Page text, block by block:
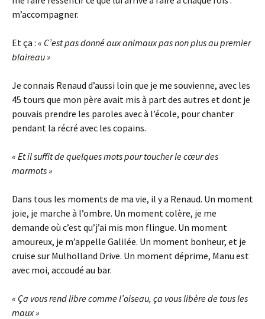
m’accompagner.
Et ça : « C’est pas donné aux animaux pas non plus au premier
blaireau »
Je connais Renaud d’aussi loin que je me souvienne, avec les
45 tours que mon père avait mis à part des autres et dont je
pouvais prendre les paroles avec à l’école, pour chanter
pendant la récré avec les copains.
«Et il suffit de quelques mots pour toucher le cœur des
marmots »
Dans tous les moments de ma vie, il y a Renaud. Un moment
joie, je marche à l’ombre. Un moment colère, je me
demande où c’est qu’j’ai mis mon flingue. Un moment
amoureux, je m’appelle Galilée. Un moment bonheur, et je
cruise sur Mulholland Drive. Un moment déprime, Manu est
avec moi, accoudé au bar.
« Ça vous rend libre comme l’oiseau, ça vous libère de tous les
maux »